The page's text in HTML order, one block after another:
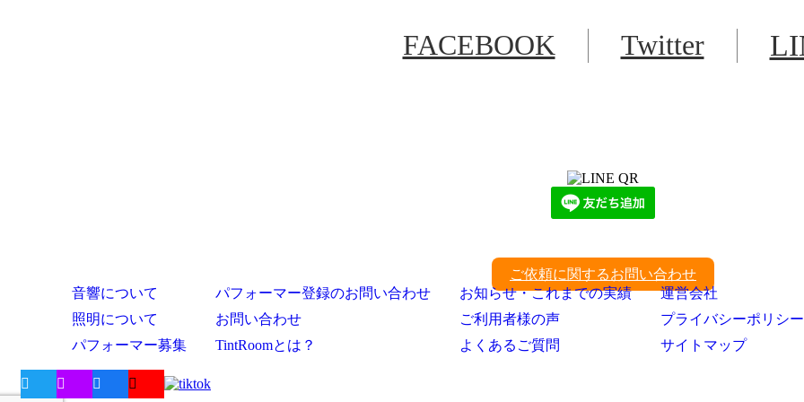
FACEBOOK Twitter
ご依頼に関するお問い合わせ
音響について
照明について
パフォーマー募集
パフォーマー登録のお問い合わせ
お問い合わせ
TintRoomとは？
お知らせ・これまでの実績
ご利用者様の声
よくあるご質問
運営会社
プライバシーポリシー
サイトマップ